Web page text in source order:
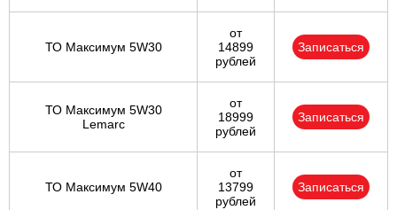
ТО Максимум 5W30
от
14899
рублей
Записаться
ТО Максимум 5W30
Lemarc
от
18999
рублей
Записаться
ТО Максимум 5W40
от
13799
рублей
Записаться